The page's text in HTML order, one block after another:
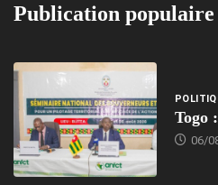
Publication populaire
Togo
06/